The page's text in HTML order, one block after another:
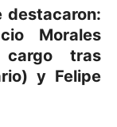
destacaron:
Morales
tras
y Felipe